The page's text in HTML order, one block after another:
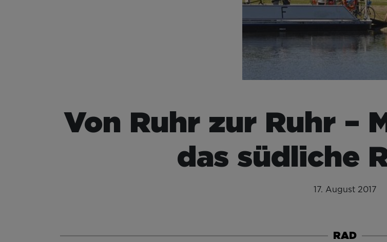
Von Ruhr zur Ruhr –
das südliche
17. August 2017
RAD